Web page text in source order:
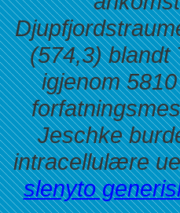
(574,3) blandt
igjenom
Jeschke
intracellulære
slenyto